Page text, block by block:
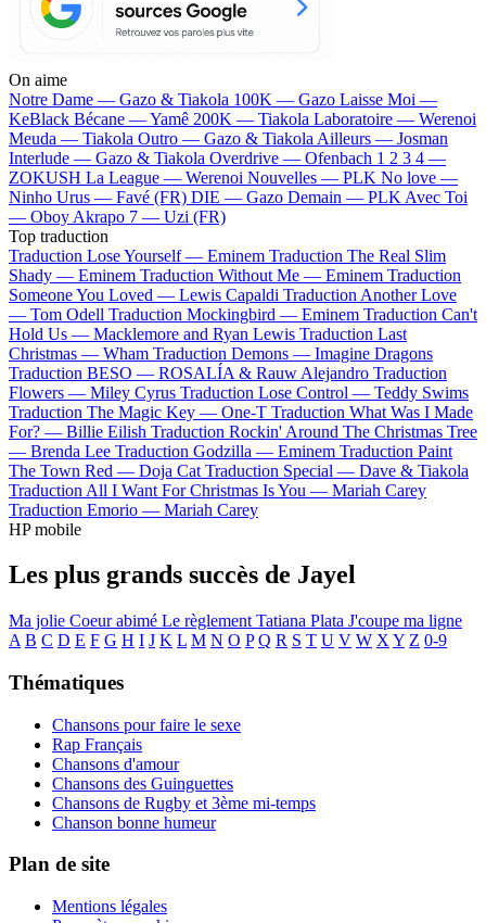
On aime
Notre Dame — Gazo & Tiakola 100K — Gazo Laisse Moi —
KeBlack Bécane —Yamê 200K — Tiakola Laboratoire — Werenoi
Meuda — Tiakola Outro — Gazo & Tiakola Ailleurs — Josman
Interlude — Gazo & Tiakola Overdrive — Ofenbach 1 2 3 4 —
ZOKUSH La League — Werenoi Nouvelles — PLK No love —
Ninho Urus — Favé (FR) DIE — Gazo Demain — PLK Avec Toi
— Oboy Akrapo 7 — Uzi (FR)
Top traduction
Traduction Lose Yourself — Eminem Traduction The Real Slim
Shady — Eminem Traduction Without Me — Eminem Traduction
Someone You Loved — Lewis Capaldi Traduction Another Love
— Tom Odell Traduction Mockingbird — Eminem Traduction Can't
Hold Us — Macklemore and Ryan Lewis Traduction Last
Christmas — Wham Traduction Demons — Imagine Dragons
Traduction BESO — ROSALÍA & Rauw Alejandro Traduction
Flowers — Miley Cyrus Traduction Lose Control — Teddy Swims
Traduction The Magic Key — One-T Traduction What Was I Made
For? — Billie Eilish Traduction Rockin' Around The Christmas Tree
— Brenda Lee Traduction Godzilla — Eminem Traduction Paint
The Town Red — Doja Cat Traduction Special — Dave & Tiakola
Traduction All I Want For Christmas Is You — Mariah Carey
Traduction Emorio — Mariah Carey
HP mobile
Les plus grands succès de Jayel
Ma jolie Coeur abimé Le règlement Tatiana Plata J'coupe ma ligne
A B C D E F G H I J K L M N O P Q R S T U V W X Y Z 0-9
Thématiques
Chansons pour faire le sexe
Rap Français
Chansons d'amour
Chansons des Guinguettes
Chansons de Rugby et 3ème mi-temps
Chanson bonne humeur
Plan de site
Mentions légales